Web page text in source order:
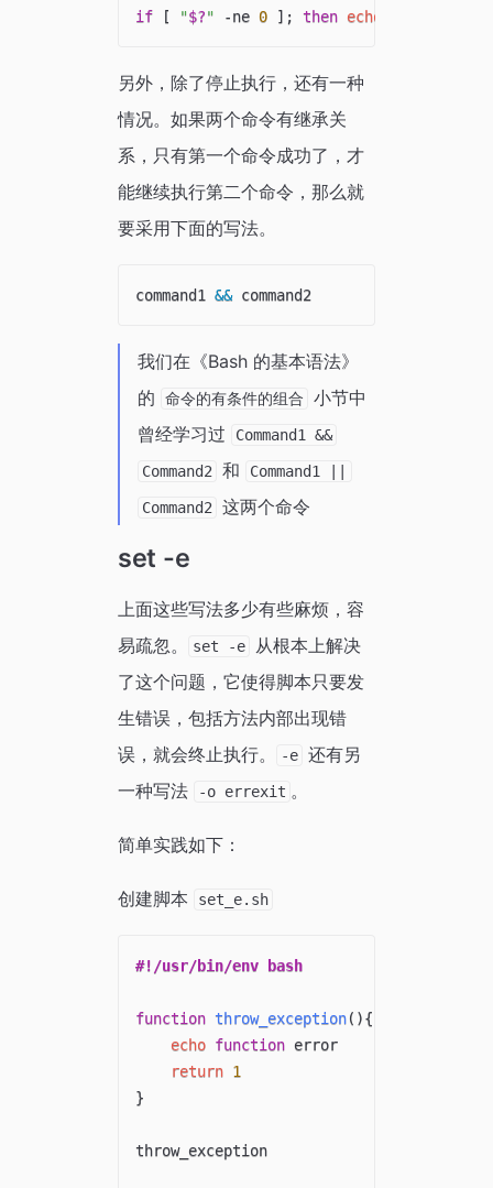
if
[ "$?" -ne 0 ] ; then echo
另外，除了停止执行，还有一种
情况。如果两个命令有继承关
系，只有第一个命令成功了，才
能继续执行第二个命令，那么就
要采用下面的写法。
command1 &&
我们在《Bash 的基本语法》
的
命令的有条件的组合
小节中
曾经学习过
Command1 &&
Command2 和 Command1 ||
Command2 这两个命令
set -e
上面这些写法多少有些麻烦，容
易疏忽。
set -e
从根本上解决
了这个问题，它使得脚本只要发
生错误，包括方法内部出现错
误，就会终止执行。
-e 还有另
一种写法
-o errexit 。
简单实践如下：
创建脚本 set_e.sh
#!/usr/bin/env bash
function throw_exception( ){
echo function error
return 1
}
throw_exception